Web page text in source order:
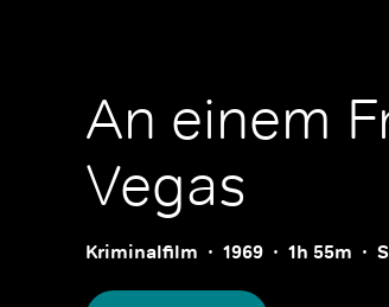
An einem
Vegas
Kriminalfilm 1969 1h 55m